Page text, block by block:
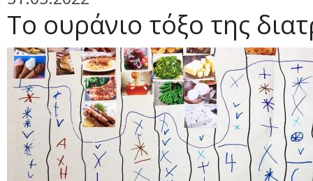
Το ουράνιο τόξο της